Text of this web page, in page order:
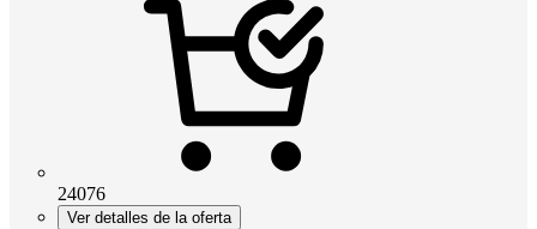
24076
Ver detalles de la oferta